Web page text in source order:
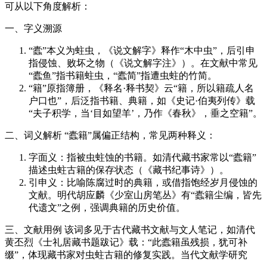
可从以下角度解析：
一、字义溯源
“蠹”本义为蛀虫，《说文解字》释作“木中虫”，后引申
指侵蚀、败坏之物（《说文解字注》）。在文献中常见
“蠹鱼”指书籍蛀虫，“蠹简”指遭虫蛀的竹简。
“籍”原指簿册，《释名·释书契》云“籍，所以籍疏人名
户口也”，后泛指书籍、典籍，如《史记·伯夷列传》载
“夫子积学，当‘目如望羊’，乃作《春秋》，垂之空籍”。
二、词义解析 “蠹籍”属偏正结构，常见两种释义：
字面义：指被虫蛀蚀的书籍。如清代藏书家常以“蠹籍”
描述虫蛀古籍的保存状态（《藏书纪事诗》）。
引申义：比喻陈腐过时的典籍，或借指饱经岁月侵蚀的
文献。明代胡应麟《少室山房笔丛》有“蠹籍尘编，皆先
代遗文”之例，强调典籍的历史价值。
三、文献用例 该词多见于古代藏书文献与文人笔记，如清代
黄丕烈《士礼居藏书题跋记》载：“此蠹籍虽残损，犹可补
缀”，体现藏书家对虫蛀古籍的修复实践。当代文献学研究